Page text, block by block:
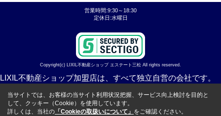
営業時間:9:30～18:30
定休日:水曜日
Copyright(c) LIXIL不動産ショップ エステート三松 All rights reserved.
LIXIL不動産ショップ加盟店は、すべて独立自営の会社です。
当サイトでは、お客様の当サイト利用状況把握、サービス向上検討を目的と
して、クッキー（Cookie）を使用しています。
詳しくは、当社の 「Cookieの取扱いについて」 をご確認ください。